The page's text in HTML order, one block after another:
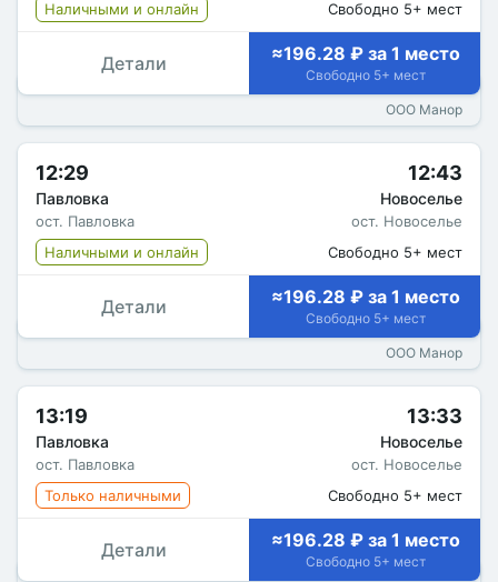
Наличными и онлайн
Свободно 5+ мест
Детали ≈196.28 ₽ за 1 место
Свободно 5+ мест
ООО Манор
12:29
Павловка
ост. Павловка
12:43
Новоселье
ост. Новоселье
Наличными и онлайн
Свободно 5+ мест
Детали ≈196.28 ₽ за 1 место
Свободно 5+ мест
ООО Манор
13:19
Павловка
ост. Павловка
13:33
Новоселье
ост. Новоселье
Только наличными
Свободно 5+ мест
Детали ≈196.28 ₽ за 1 место
Свободно 5+ мест